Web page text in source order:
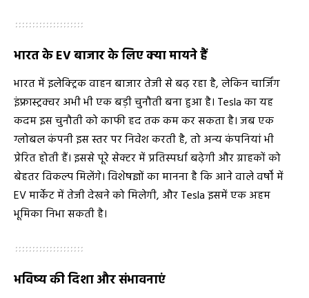
भारत के EV बाजार के लिए क्या मायने हैं
भारत में इलेक्ट्रिक वाहन बाजार तेजी से बढ़ रहा है, लेकिन चार्जिंग
इंफ्रास्ट्रक्चर अभी भी एक बड़ी चुनौती बना हुआ है। Tesla का यह
कदम इस चुनौती को काफी हद तक कम कर सकता है। जब एक
ग्लोबल कंपनी इस स्तर पर निवेश करती है, तो अन्य कंपनियां भी
प्रेरित होती हैं। इससे पूरे सेक्टर में प्रतिस्पर्धा बढ़ेगी और ग्राहकों को
बेहतर विकल्प मिलेंगे। विशेषज्ञों का मानना है कि आने वाले वर्षों में
EV मार्केट में तेजी देखने को मिलेगी, और Tesla इसमें एक अहम
भूमिका निभा सकती है।
भविष्य की दिशा और संभावनाएं